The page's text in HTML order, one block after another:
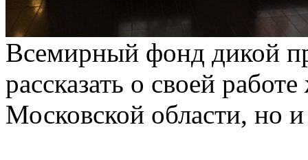
Всемирный фонд дикой
рассказать о своей
Московской области, но